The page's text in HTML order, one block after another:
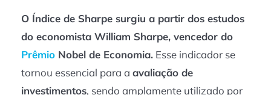
O Índice de Sharpe surgiu a partir dos estudos
do economista William Sharpe, vencedor do
Prêmio Nobel de Economia. Esse indicador se
tornou essencial para aavaliação de
investimentos, sendo amplamente utilizado por